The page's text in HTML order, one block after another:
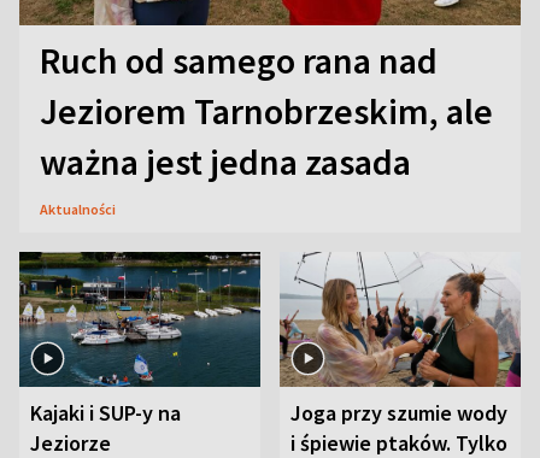
Ruch od samego rana nad
Jeziorem Tarnobrzeskim, ale
ważna jest jedna zasada
Aktualności
Kajaki i SUP-y na
Jeziorze
Joga przy szumie wody
i śpiewie ptaków. Tylko